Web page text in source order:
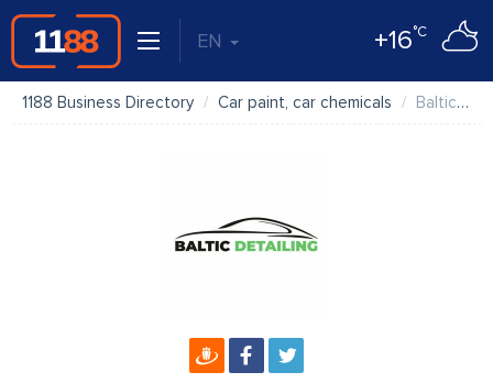
EN +16°C
1188 Business Directory Car paint, car chemicals Baltic Detailing – AUTO PULĒŠANA